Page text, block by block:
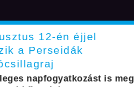
12-én éjjel
a Perseidák
napfogyatkozást is meg